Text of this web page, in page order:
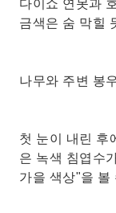
다이쇼 연못과
금색은 숨 막힐
나무와 주변 봉
첫 눈이 내린 후
은 녹색 침엽수
가을 색상"을 볼